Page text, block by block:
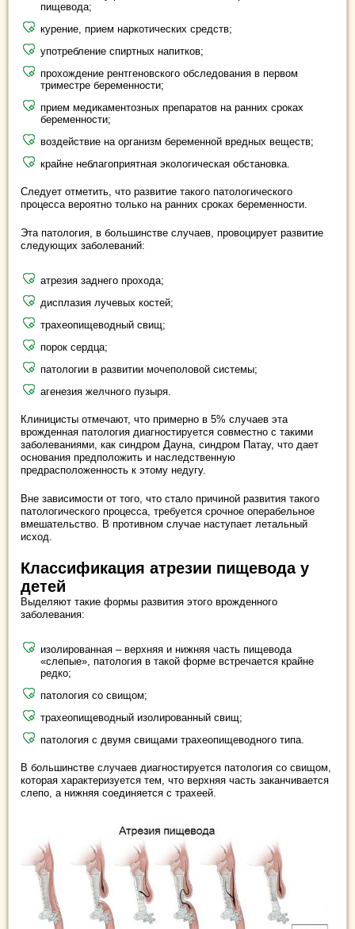
пищевода;
курение, прием наркотических средств;
употребление спиртных напитков;
прохождение рентгеновского обследования в первом
триместре беременности;
прием медикаментозных препаратов на ранних сроках
беременности;
воздействие на организм беременной вредных веществ;
крайне неблагоприятная экологическая обстановка.
Следует отметить, что развитие такого патологического
процесса вероятно только на ранних сроках беременности.
Эта патология, в большинстве случаев, провоцирует развитие
следующих заболеваний:
атрезия заднего прохода;
дисплазия лучевых костей;
трахеопищеводный свищ;
порок сердца;
патологии в развитии мочеполовой системы;
агенезия желчного пузыря.
Клиницисты отмечают, что примерно в 5% случаев эта
врожденная патология диагностируется совместно с такими
заболеваниями, как синдром Дауна, синдром Патау, что дает
основания предположить и наследственную
предрасположенность к этому недугу.
Вне зависимости от того, что стало причиной развития такого
патологического процесса, требуется срочное операбельное
вмешательство. В противном случае наступает летальный
исход.
Классификация атрезии пищевода у
детей
Выделяют такие формы развития этого врожденного
заболевания:
изолированная – верхняя и нижняя часть пищевода
«слепые», патология в такой форме встречается крайне
редко;
патология со свищом;
трахеопищеводный изолированный свищ;
патология с двумя свищами трахеопищеводного типа.
В большинстве случаев диагностируется патология со свищом,
которая характеризуется тем, что верхняя часть заканчивается
слепо, а нижняя соединяется с трахеей.